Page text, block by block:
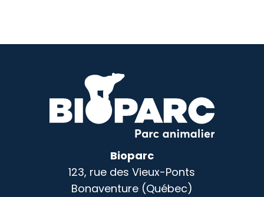
Bioparc
123, rue des Vieux-Ponts
Bonaventure (Québec)